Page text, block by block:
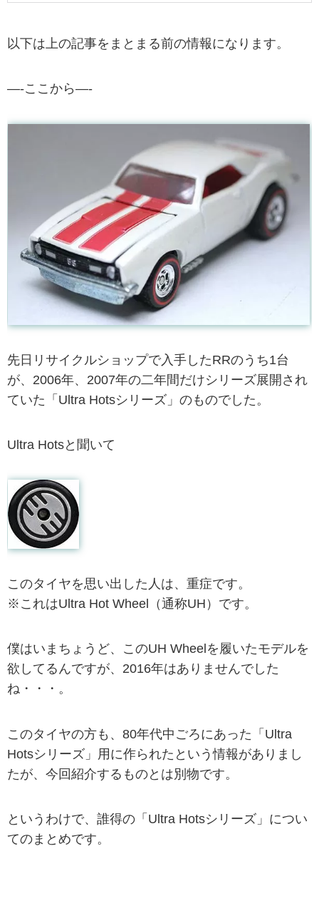
以下は上の記事をまとまる前の情報になります。
—-ここから—-
先日リサイクルショップで入手したRRのうち1台
が、2006年、2007年の二年間だけシリーズ展開され
ていた「Ultra Hotsシリーズ」のものでした。
Ultra Hotsと聞いて
このタイヤを思い出した人は、重症です。
※これはUltra Hot Wheel（通称UH）です。
僕はいまちょうど、このUH Wheelを履いたモデルを
欲してるんですが、2016年はありませんでした
ね・・・。
このタイヤの方も、80年代中ごろにあった「Ultra
Hotsシリーズ」用に作られたという情報がありまし
たが、今回紹介するものとは別物です。
というわけで、誰得の「Ultra Hotsシリーズ」につい
てのまとめです。